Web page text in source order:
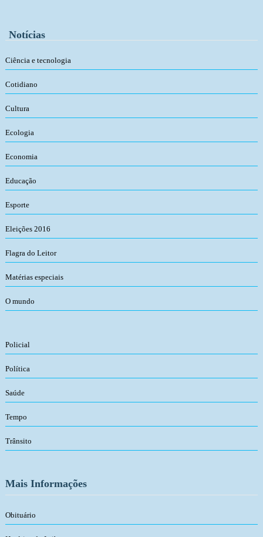
Notícias
Ciência e tecnologia
Cotidiano
Cultura
Ecologia
Economia
Educação
Esporte
Eleições 2016
Flagra do Leitor
Matérias especiais
O mundo
Policial
Política
Saúde
Tempo
Trânsito
Mais Informações
Obituário